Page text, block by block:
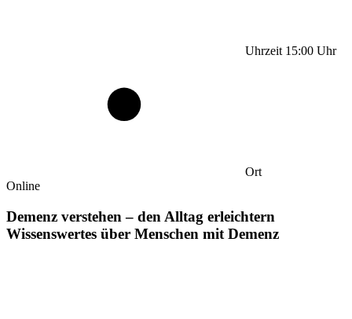
Uhrzeit 15:00 Uhr
Ort
Online
Demenz verstehen – den Alltag erleichtern
Wissenswertes über Menschen mit Demenz